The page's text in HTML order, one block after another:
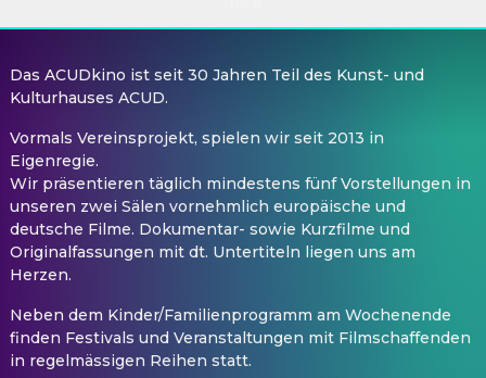
Das ACUDkino ist seit 30 Jahren Teil des Kunst- und
Kulturhauses ACUD.
Vormals Vereinsprojekt, spielen wir seit 2013 in
Eigenregie.
Wir präsentieren täglich mindestens fünf Vorstellungen in
unseren zwei Sälen vornehmlich europäische und
deutsche Filme. Dokumentar- sowie Kurzfilme und
Originalfassungen mit dt. Untertiteln liegen uns am
Herzen.
Neben dem Kinder/Familienprogramm am Wochenende
finden Festivals und Veranstaltungen mit Filmschaffenden
in regelmässigen Reihen statt.